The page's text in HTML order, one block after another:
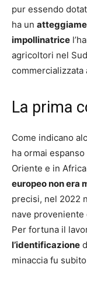
pur essendo
ha un
impollinatrice
agricoltori nel
commercializzata
La prima
Come indicano
ha ormai
Oriente e in
europeo non era
precisi, nel 2022
nave proveniente
Per fortuna il
l’identificazione
minaccia fu